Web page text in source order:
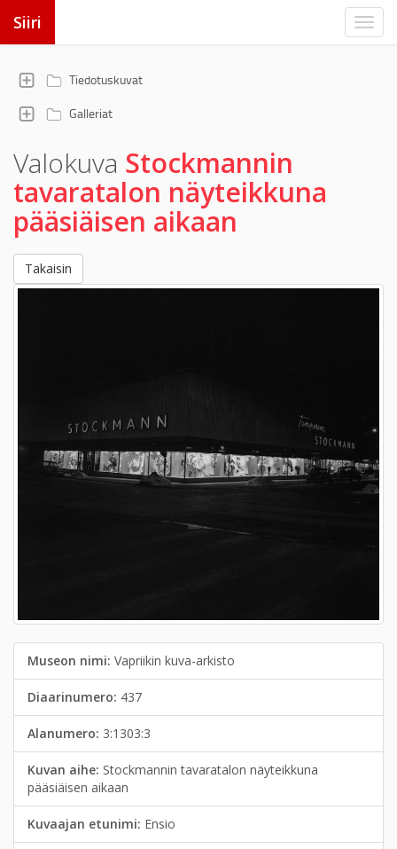
Siiri
Tiedotuskuvat
Galleriat
Valokuva Stockmannin
tavaratalon näyteikkuna
pääsiäisen aikaan
Takaisin
Museon nimi: Vapriikin kuva-arkisto
Diaarinumero: 437
Alanumero: 3:1303:3
Kuvan aihe: Stockmannin tavaratalon näyteikkuna
pääsiäisen aikaan
Kuvaajan etunimi: Ensio